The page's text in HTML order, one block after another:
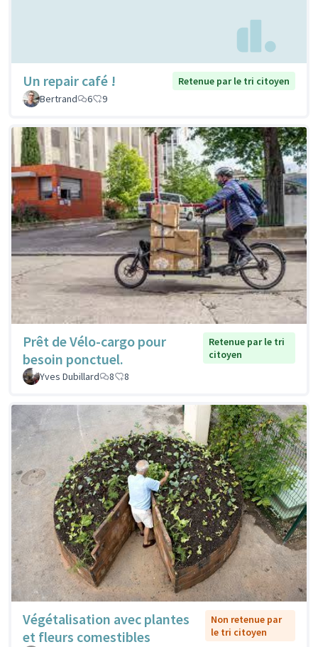
Un repair café !
Retenue par le tri citoyen
Bertrand
6 9
Prêt de Vélo-cargo pour
besoin ponctuel.
Retenue par le tri
citoyen
Yves Dubillard
8 8
Végétalisation avec plantes
et fleurs comestibles
Non retenue par
le tri citoyen